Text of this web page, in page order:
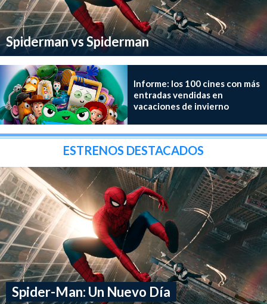
Spiderman vs Spiderman
Informe: los 100 cines con más
entradas vendidas en
vacaciones de invierno
ESTRENOS DESTACADOS
Spider-Man: Un Nuevo Día